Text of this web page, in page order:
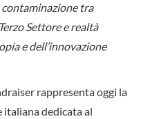
tra
Settore e realtà
e dell’innovazione
rappresenta oggi la
dedicata al